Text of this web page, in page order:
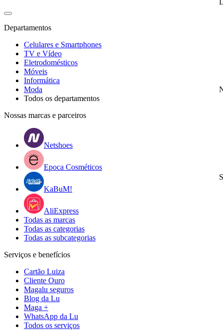
Departamentos
Celulares e Smartphones
TV e Vídeo
Eletrodomésticos
Móveis
Informática
Moda
Todos os departamentos
Nossas marcas e parceiros
Netshoes
Epoca Cosméticos
KaBuM!
AliExpress
Todas as marcas
Todas as categorias
Todas as subcategorias
Serviços e benefícios
Cartão Luiza
Cliente Ouro
Magalu seguros
Blog da Lu
Maga +
WhatsApp da Lu
Todos os serviços